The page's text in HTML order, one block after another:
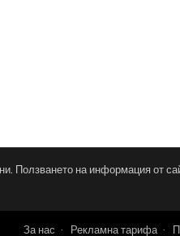
Ползването на информация от
За нас Рекламна тарифа